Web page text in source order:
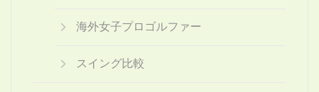
海外女子プロゴルファー
スイング比較